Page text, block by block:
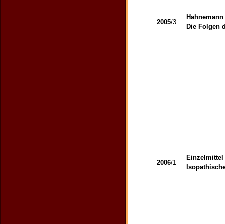
2005/3
Die Folgen
2006/1
Einzelmittel